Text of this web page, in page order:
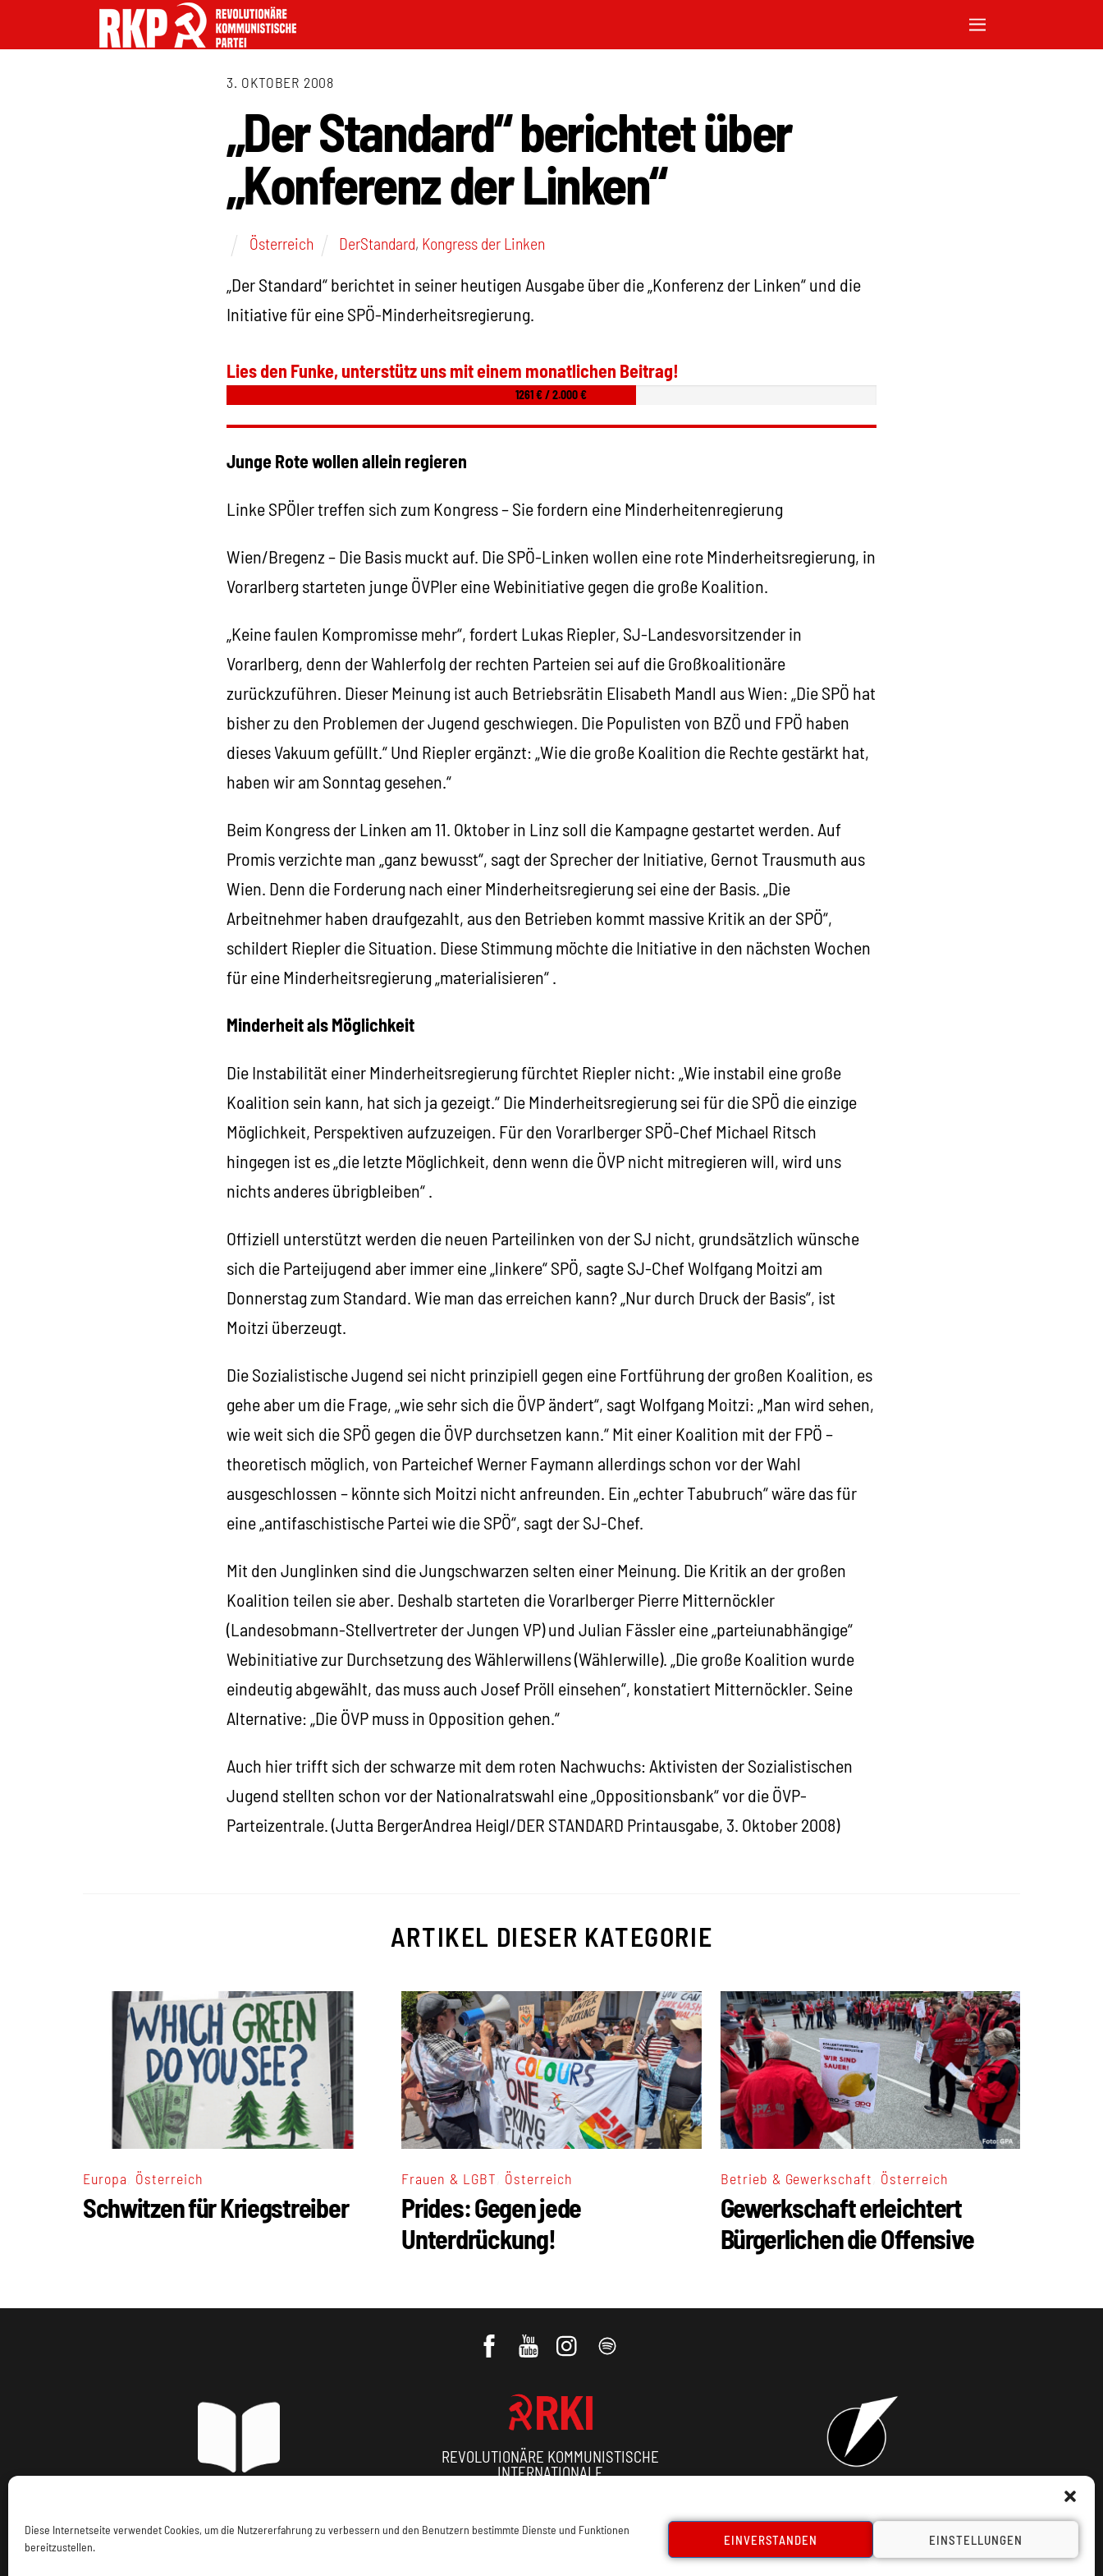
Diese Internetseite verwendet Cookies, um die Nutzererfahrung zu verbessern und den Benutzern bestimmte Dienste und Funktionen
bereitzustellen.
EINVERSTANDEN EINSTELLUNGEN
3. OKTOBER 2008
„Der Standard“ berichtet über
„Konferenz der Linken“
Österreich DerStandard, Kongress der Linken
„Der Standard“ berichtet in seiner heutigen Ausgabe über die „Konferenz der Linken“ und die
Initiative für eine SPÖ-Minderheitsregierung.
Lies den Funke, unterstütz uns mit einem monatlichen Beitrag!
1261 € / 2.000 €
Junge Rote wollen allein regieren
Linke SPÖler treffen sich zum Kongress – Sie fordern eine Minderheitenregierung
Wien/Bregenz – Die Basis muckt auf. Die SPÖ-Linken wollen eine rote Minderheitsregierung, in
Vorarlberg starteten junge ÖVPler eine Webinitiative gegen die große Koalition.
„Keine faulen Kompromisse mehr“, fordert Lukas Riepler, SJ-Landesvorsitzender in
Vorarlberg, denn der Wahlerfolg der rechten Parteien sei auf die Großkoalitionäre
zurückzuführen. Dieser Meinung ist auch Betriebsrätin Elisabeth Mandl aus Wien: „Die SPÖ hat
bisher zu den Problemen der Jugend geschwiegen. Die Populisten von BZÖ und FPÖ haben
dieses Vakuum gefüllt.“ Und Riepler ergänzt: „Wie die große Koalition die Rechte gestärkt hat,
haben wir am Sonntag gesehen.“
Beim Kongress der Linken am 11. Oktober in Linz soll die Kampagne gestartet werden. Auf
Promis verzichte man „ganz bewusst“, sagt der Sprecher der Initiative, Gernot Trausmuth aus
Wien. Denn die Forderung nach einer Minderheitsregierung sei eine der Basis. „Die
Arbeitnehmer haben draufgezahlt, aus den Betrieben kommt massive Kritik an der SPÖ“,
schildert Riepler die Situation. Diese Stimmung möchte die Initiative in den nächsten Wochen
für eine Minderheitsregierung „materialisieren“ .
Minderheit als Möglichkeit
Die Instabilität einer Minderheitsregierung fürchtet Riepler nicht: „Wie instabil eine große
Koalition sein kann, hat sich ja gezeigt.“ Die Minderheitsregierung sei für die SPÖ die einzige
Möglichkeit, Perspektiven aufzuzeigen. Für den Vorarlberger SPÖ-Chef Michael Ritsch
hingegen ist es „die letzte Möglichkeit, denn wenn die ÖVP nicht mitregieren will, wird uns
nichts anderes übrigbleiben“ .
Offiziell unterstützt werden die neuen Parteilinken von der SJ nicht, grundsätzlich wünsche
sich die Parteijugend aber immer eine „linkere“ SPÖ, sagte SJ-Chef Wolfgang Moitzi am
Donnerstag zum Standard. Wie man das erreichen kann? „Nur durch Druck der Basis“, ist
Moitzi überzeugt.
Die Sozialistische Jugend sei nicht prinzipiell gegen eine Fortführung der großen Koalition, es
gehe aber um die Frage, „wie sehr sich die ÖVP ändert“, sagt Wolfgang Moitzi: „Man wird sehen,
wie weit sich die SPÖ gegen die ÖVP durchsetzen kann.“ Mit einer Koalition mit der FPÖ –
theoretisch möglich, von Parteichef Werner Faymann allerdings schon vor der Wahl
ausgeschlossen – könnte sich Moitzi nicht anfreunden. Ein „echter Tabubruch“ wäre das für
eine „antifaschistische Partei wie die SPÖ“, sagt der SJ-Chef.
Mit den Junglinken sind die Jungschwarzen selten einer Meinung. Die Kritik an der großen
Koalition teilen sie aber. Deshalb starteten die Vorarlberger Pierre Mitternöckler
(Landesobmann-Stellvertreter der Jungen VP) und Julian Fässler eine „parteiunabhängige“
Webinitiative zur Durchsetzung des Wählerwillens (Wählerwille). „Die große Koalition wurde
eindeutig abgewählt, das muss auch Josef Pröll einsehen“, konstatiert Mitternöckler. Seine
Alternative: „Die ÖVP muss in Opposition gehen.“
Auch hier trifft sich der schwarze mit dem roten Nachwuchs: Aktivisten der Sozialistischen
Jugend stellten schon vor der Nationalratswahl eine „Oppositionsbank“ vor die ÖVP-
Parteizentrale. (Jutta BergerAndrea Heigl/DER STANDARD Printausgabe, 3. Oktober 2008)
ARTIKEL DIESER KATEGORIE
Europa Österreich
Schwitzen für Kriegstreiber
Frauen & LGBT Österreich
Prides: Gegen jede
Unterdrückung!
Betrieb & Gewerkschaft Österreich
Gewerkschaft erleichtert
Bürgerlichen die Offensive
REVOLUTIONÄRE KOMMUNISTISCHE
INTERNATIONALE
Datenschutz Kontakt